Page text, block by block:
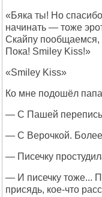
«Бяка ты! Но
начинать — тоже
Скайпу пообщаемся,
Пока! Smilеy Kiss!»
«Smilеy Kiss»
Ко мне подошёл
— С Пашей
— С Верочкой.
— Писечку
— И писечку тоже...
присядь, кое-что